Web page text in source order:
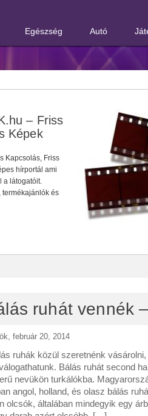
Egészség Autó
– Friss
Képek
Kapcsolás, Friss
hírportál ami
a látogatóit.
termékajánlók és
ruhát vennék
február 20, 2014
ruhák közül szeretnénk
Bálás ruhát second
nevükön turkálókba.
angol, holland, és olasz bálás
olcsók, általában mindegyik egy